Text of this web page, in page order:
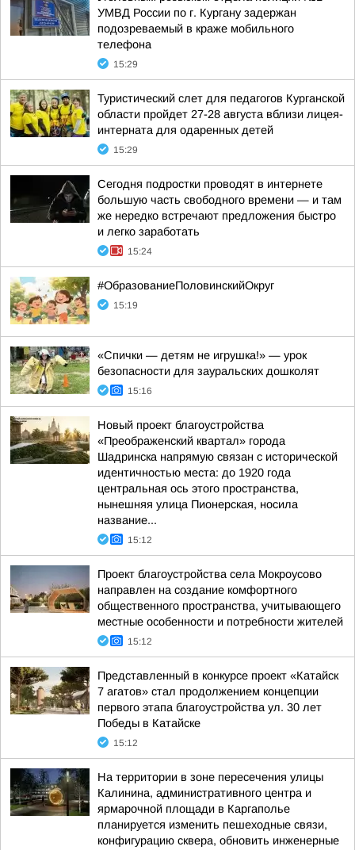
УМВД России по г. Кургану задержан
подозреваемый в краже мобильного
телефона
15:29
Туристический слет для педагогов Курганской
области пройдет 27-28 августа вблизи лицея-
интерната для одаренных детей
15:29
Сегодня подростки проводят в интернете
большую часть свободного времени — и там
же нередко встречают предложения быстро
и легко заработать
15:24
#ОбразованиеПоловинскийОкруг
15:19
«Спички — детям не игрушка!» — урок
безопасности для зауральских дошколят
15:16
Новый проект благоустройства
«Преображенский квартал» города
Шадринска напрямую связан с исторической
идентичностью места: до 1920 года
центральная ось этого пространства,
нынешняя улица Пионерская, носила
название...
15:12
Проект благоустройства села Мокроусово
направлен на создание комфортного
общественного пространства, учитывающего
местные особенности и потребности жителей
15:12
Представленный в конкурсе проект «Катайск
7 агатов» стал продолжением концепции
первого этапа благоустройства ул. 30 лет
Победы в Катайске
15:12
На территории в зоне пересечения улицы
Калинина, административного центра и
ярмарочной площади в Каргаполье
планируется изменить пешеходные связи,
конфигурацию сквера, обновить инженерные